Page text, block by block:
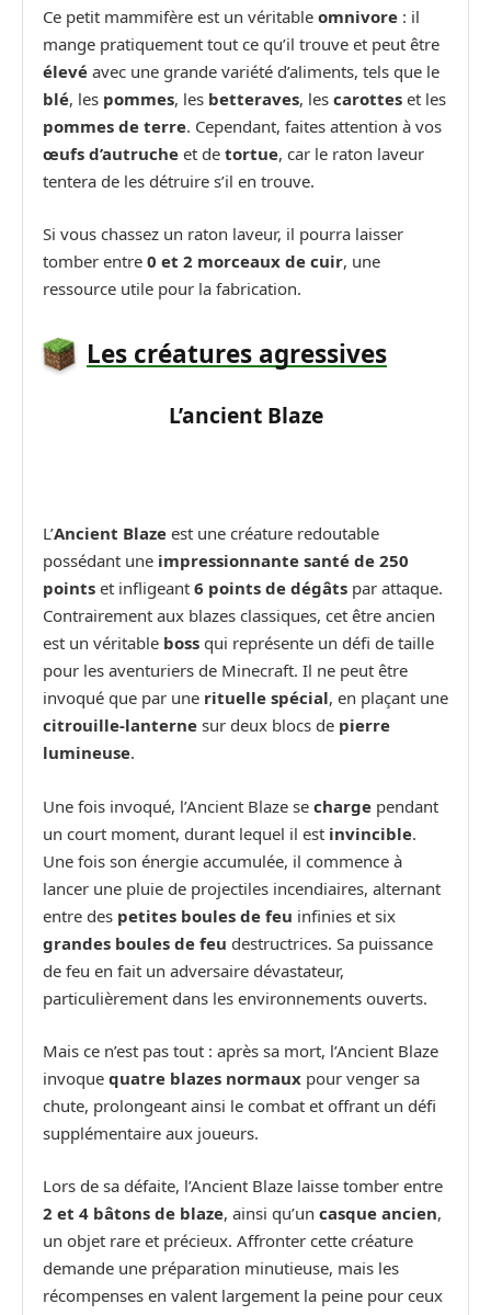
Ce petit mammifère est un véritable omnivore : il
mange pratiquement tout ce qu’il trouve et peut être
élevé avec une grande variété d’aliments, tels que le
blé, les pommes, les betteraves, les carottes et les
pommes de terre. Cependant, faites attention à vos
œufs d’autruche et de tortue, car le raton laveur
tentera de les détruire s’il en trouve.
Si vous chassez un raton laveur, il pourra laisser
tomber entre 0 et 2 morceaux de cuir, une
ressource utile pour la fabrication.
Les créatures agressives
L’ancient Blaze
L’Ancient Blaze est une créature redoutable
possédant une impressionnante santé de 250
points et infligeant 6 points de dégâts par attaque.
Contrairement aux blazes classiques, cet être ancien
est un véritable boss qui représente un défi de taille
pour les aventuriers de Minecraft. Il ne peut être
invoqué que par une rituelle spécial, en plaçant une
citrouille-lanterne sur deux blocs de pierre
lumineuse.
Une fois invoqué, l’Ancient Blaze se charge pendant
un court moment, durant lequel il est invincible.
Une fois son énergie accumulée, il commence à
lancer une pluie de projectiles incendiaires, alternant
entre des petites boules de feu infinies et six
grandes boules de feu destructrices. Sa puissance
de feu en fait un adversaire dévastateur,
particulièrement dans les environnements ouverts.
Mais ce n’est pas tout : après sa mort, l’Ancient Blaze
invoque quatre blazes normaux pour venger sa
chute, prolongeant ainsi le combat et offrant un défi
supplémentaire aux joueurs.
Lors de sa défaite, l’Ancient Blaze laisse tomber entre
2 et 4 bâtons de blaze, ainsi qu’un casque ancien,
un objet rare et précieux. Affronter cette créature
demande une préparation minutieuse, mais les
récompenses en valent largement la peine pour ceux